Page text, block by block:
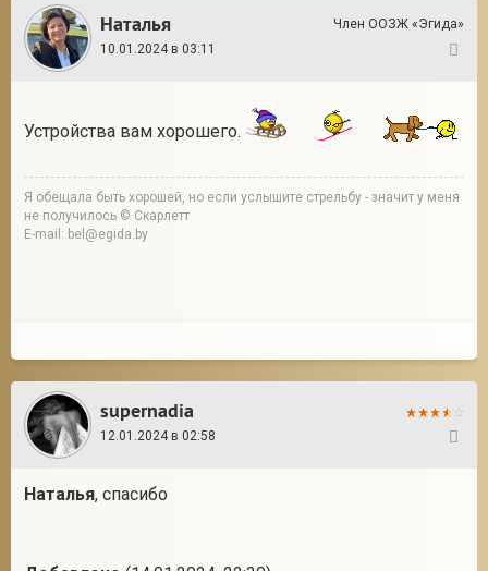
Наталья
Член ООЗЖ «Эгида»
10.01.2024 в 03:11
Устройства вам хорошего.
Я обещала быть хорошей, но если услышите стрельбу - значит у меня
не получилось © Скарлетт
E-mail: bel@egida.by
supernadia
12.01.2024 в 02:58
Наталья, спасибо